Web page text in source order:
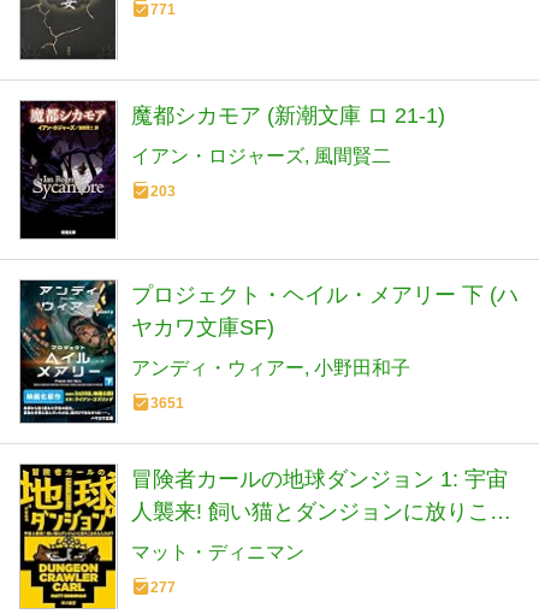
771
魔都シカモア (新潮文庫 ロ 21-1)
イアン・ロジャーズ 風間賢二
203
プロジェクト・ヘイル・メアリー 下 (ハ
ヤカワ文庫SF)
アンディ・ウィアー 小野田和子
3651
冒険者カールの地球ダンジョン 1: 宇宙
人襲来! 飼い猫とダンジョンに放りこま
れたんだが? (ハヤカワ文庫SF)
マット・ディニマン
277